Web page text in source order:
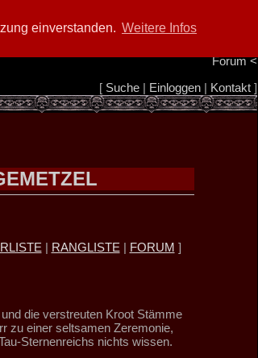
einverstanden. Weitere InfosInfo/Impressum
Forum<
[ Suche| Einloggen| Kontakt]
| RANGLISTE | FORUM ]
die verstreuten Kroot Stämme
zu einer seltsamen Zeremonie,
Sternenreichs nichts wissen.